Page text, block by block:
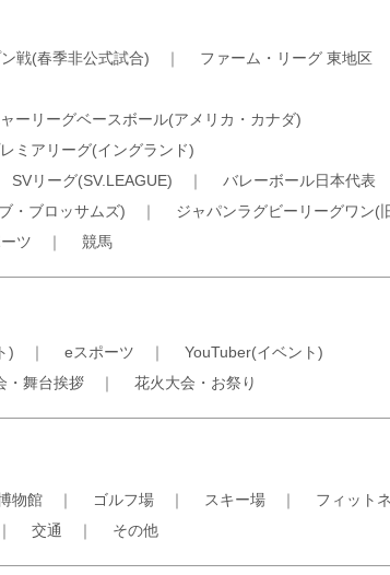
戦(春季非公式試合) ｜ ファーム・リーグ 東地区
ーリーグベースボール(アメリカ・カナダ)
ミアリーグ(イングランド)
SVリーグ(SV.LEAGUE) ｜ バレーボール日本代表
・ブロッサムズ) ｜ ジャパンラグビーリーグワン(
ツ ｜ 競馬
) ｜ eスポーツ ｜ YouTuber(イベント)
・舞台挨拶 ｜ 花火大会・お祭り
物館 ｜ ゴルフ場 ｜ スキー場 ｜ フィット
交通 ｜ その他